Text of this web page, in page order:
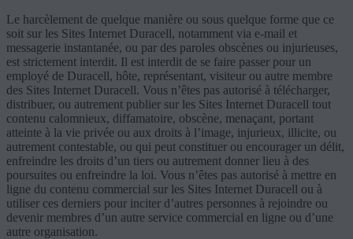
Le harcèlement de quelque manière ou sous quelque forme que ce
soit sur les Sites Internet Duracell, notamment via e-mail et
messagerie instantanée, ou par des paroles obscènes ou injurieuses,
est strictement interdit. Il est interdit de se faire passer pour un
employé de Duracell, hôte, représentant, visiteur ou autre membre
des Sites Internet Duracell. Vous n’êtes pas autorisé à télécharger,
distribuer, ou autrement publier sur les Sites Internet Duracell tout
contenu calomnieux, diffamatoire, obscène, menaçant, portant
atteinte à la vie privée ou aux droits à l’image, injurieux, illicite, ou
autrement contestable, ou qui peut constituer ou encourager un délit,
enfreindre les droits d’un tiers ou autrement donner lieu à des
poursuites ou enfreindre la loi. Vous n’êtes pas autorisé à mettre en
ligne du contenu commercial sur les Sites Internet Duracell ou à
utiliser ces derniers pour inciter d’autres personnes à rejoindre ou
devenir membres d’un autre service commercial en ligne ou d’une
autre organisation.